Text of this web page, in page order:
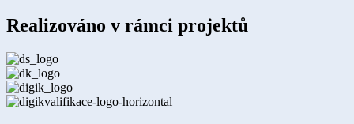
Realizováno v rámci projektů